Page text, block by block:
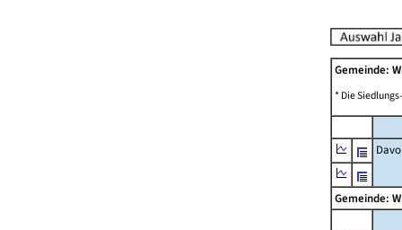
Gemeinde:
* Die
Gemeinde: